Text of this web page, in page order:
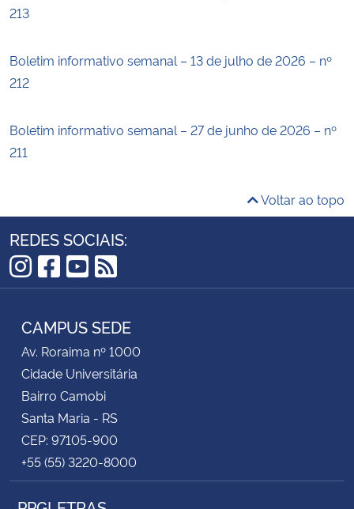
213
Boletim informativo semanal – 13 de julho de 2026 – nº
212
Boletim informativo semanal – 27 de junho de 2026 – nº
211
Voltar ao topo
REDES SOCIAIS:
Instagram
Facebook
YouTube
RSS
CAMPUS SEDE
Av. Roraima nº 1000
Cidade Universitária
Bairro Camobi
Santa Maria - RS
CEP: 97105-900
+55 (55) 3220-8000